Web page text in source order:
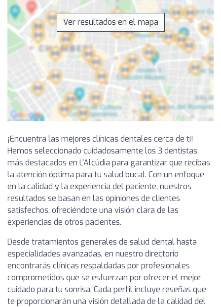
Ver resultados en el mapa
¡Encuentra las mejores clínicas dentales cerca de ti!
Hemos seleccionado cuidadosamente los 3 dentistas
más destacados en L'Alcúdia para garantizar que recibas
la atención óptima para tu salud bucal. Con un enfoque
en la calidad y la experiencia del paciente, nuestros
resultados se basan en las opiniones de clientes
satisfechos, ofreciéndote una visión clara de las
experiencias de otros pacientes.
Desde tratamientos generales de salud dental hasta
especialidades avanzadas, en nuestro directorio
encontrarás clínicas respaldadas por profesionales
comprometidos que se esfuerzan por ofrecer el mejor
cuidado para tu sonrisa. Cada perfil incluye reseñas que
te proporcionarán una visión detallada de la calidad del